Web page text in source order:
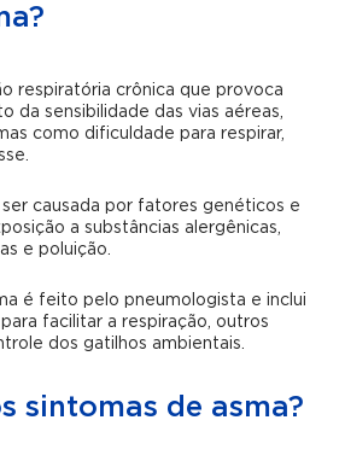
respiratória crônica que provoca
da sensibilidade das vias aéreas,
como dificuldade para respirar,
causada por fatores genéticos e
a substâncias alergênicas,
e poluição.
é feito pelo pneumologista e inclui
facilitar a respiração, outros
dos gatilhos ambientais.
sintomas de asma?